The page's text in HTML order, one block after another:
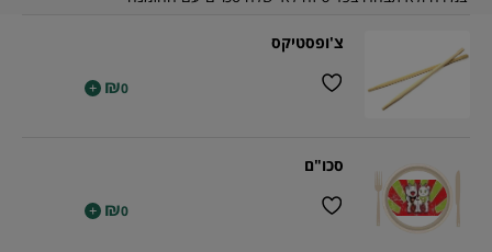
צ'ופסטיקס
₪0
+
סכו"ם
₪0
+